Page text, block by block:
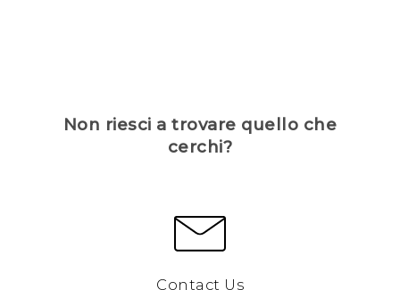
Non riesci a trovare quello che
cerchi?
Contact Us